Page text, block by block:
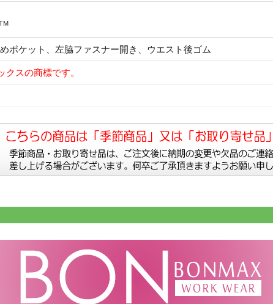
ポケット、左脇ファスナー開き、ウエスト後ゴム
スの商標です。